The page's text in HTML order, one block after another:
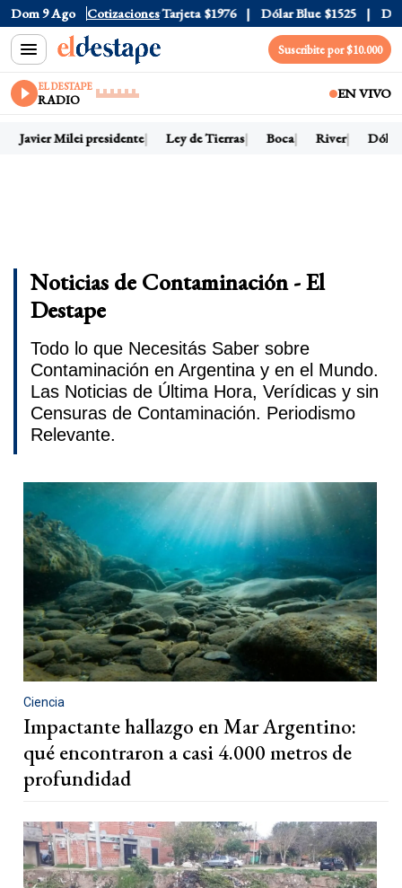
Dom 9 Ago Cotizaciones
$1520 Dólar Tarjeta $1976 Dólar Blue $1525 Dólar
Suscribite por $10.000
EL DESTAPE
RADIO EN VIVO
Javier Milei presidente Ley de Tierras Boca River Dólar
Noticias de Contaminación - El
Destape
Todo lo que Necesitás Saber sobre
Contaminación en Argentina y en el Mundo.
Las Noticias de Última Hora, Verídicas y sin
Censuras de Contaminación. Periodismo
Relevante.
Ciencia
Impactante hallazgo en Mar Argentino:
qué encontraron a casi 4.000 metros de
profundidad